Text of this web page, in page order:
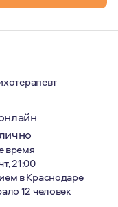
обучающе -
время
21:00
в Краснодаре
12 человек